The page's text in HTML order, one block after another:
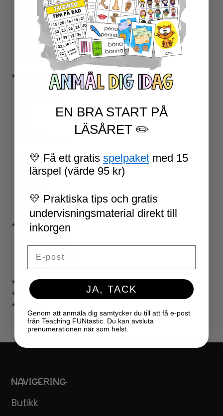
UPPGIFTSKORT SVENSKA
NIVÅINDELADE LÄSTEXTER
LÄSKORT FAKTA
VI SKRIVER
SPRÅKSPIRALEN
MATTESPIRALEN
★ SÄSONG OCH HÖGTIDER
100 SKOLDAGAR
TERMINSAVSLUT
★ LÄRARVERKTYG
KLASSRUMSDEKORATION
KLASSRUMSLEDARSKAP
KLASSRUMSORGANISATION
LÄRARKALENDER
★ SPEL
★ GRATIS
★ LICENSER
NAVIGERING
Butikk
EN BRA START PÅ
LÄSÅRET ✏️
💛 Få ett gratis spelpaket med 15
lärspel (värde 95 kr)
💛 Praktiska tips och gratis
undervisningsmaterial direkt till
inkorgen
JA, TACK
Genom att anmäla dig samtycker du till att få e-post
från Teaching FUNtastic. Du kan avsluta
prenumerationen när som helst.